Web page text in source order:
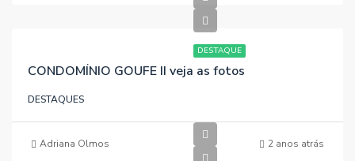
DESTAQUE
CONDOMÍNIO GOUFE II veja as fotos
DESTAQUES
Adriana Olmos 2 anos atrás